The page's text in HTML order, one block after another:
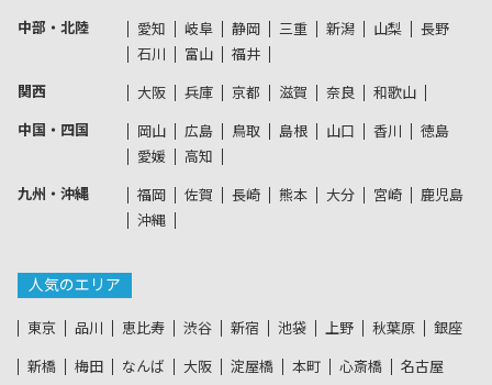
中部・北陸 愛知 岐阜 静岡 三重 新潟 山梨
長野
石川
富山 福井
関西 大阪 兵庫 京都 滋賀 奈良 和歌山
中国・四国 岡山 広島 鳥取 島根 山口 香川
徳島
愛媛
高知
九州・沖縄 福岡 佐賀 長崎 熊本 大分 宮崎
鹿児島
沖縄
人気のエリア
東京 品川 恵比寿 渋谷 新宿 池袋 上野 秋葉原 銀座
新橋 梅田 なんば 大阪 淀屋橋 本町 心斎橋 名古屋